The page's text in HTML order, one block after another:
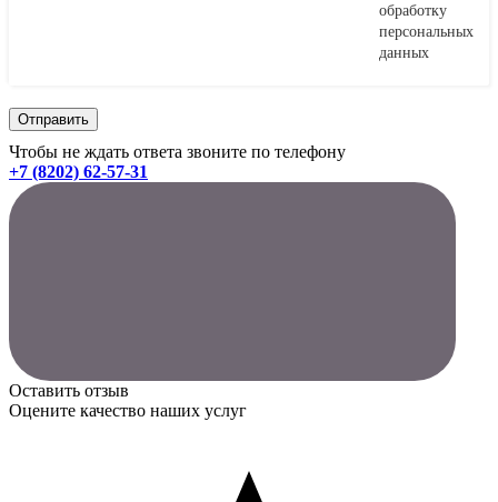
обработку
персональных
данных
Чтобы не ждать ответа звоните по телефону
+7 (8202) 62-57-31
Оставить отзыв
Оцените качество наших услуг